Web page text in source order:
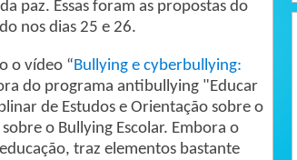
paz. Essas foram as propostas do
nos dias 25 e 26.
o vídeo “ Bullying e cyberbullying:
do programa antibullying "Educar
de Estudos e Orientação sobre o
o Bullying Escolar. Embora o
traz elementos bastante